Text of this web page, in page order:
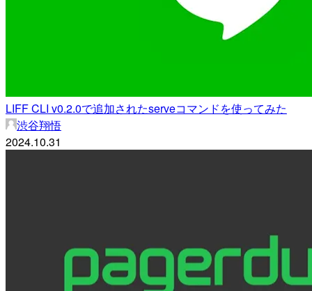
LIFF CLI v0.2.0で追加されたserveコマンドを使ってみた
渋谷翔悟
2024.10.31